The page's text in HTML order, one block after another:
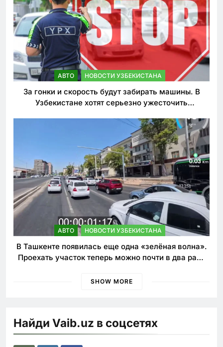
АВТО НОВОСТИ УЗБЕКИСТАНА
За гонки и скорость будут забирать машины. В
Узбекистане хотят серьезно ужесточить
АВТО НОВОСТИ УЗБЕКИСТАНА
В Ташкенте появилась еще одна «зелёная волна».
Проехать участок теперь можно почти в два раза
SHOW MORE
Найди Vaib.uz в соцсетях